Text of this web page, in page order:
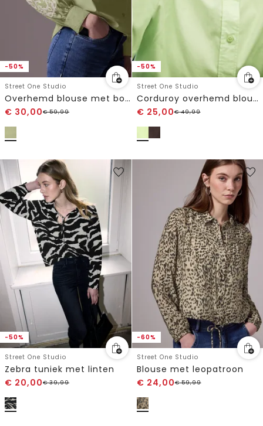
-50%
Street One Studio
Overhemd blouse met borduursel
€ 30,00€59,99
-50%
Street One Studio
Corduroy overhemd blouse
€ 25,00€49,99
-50%
Street One Studio
Zebra tuniek met linten
€ 20,00€39,99
-60%
Street One Studio
Blouse met leopatroon
€ 24,00€59,99